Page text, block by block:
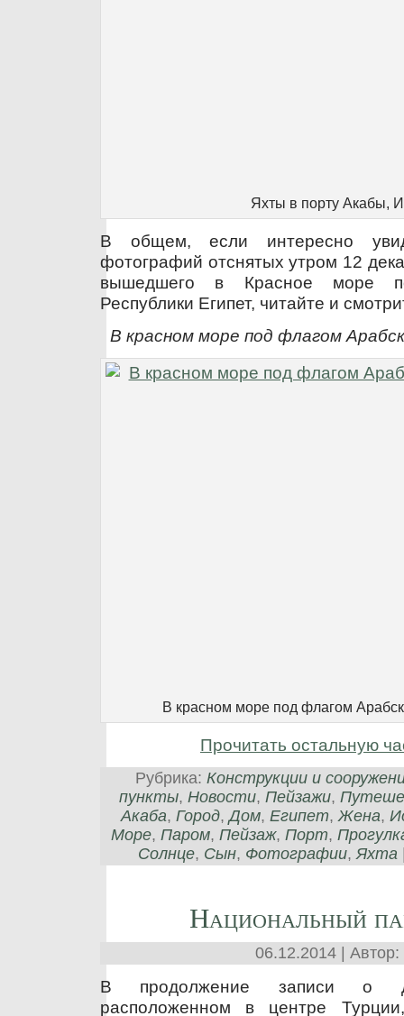
Яхты в порту Акабы,
В общем, если интересно
фотографий отснятых утром 12
вышедшего в Красное море
Республики Египет, читайте и
В красном море под флагом
В красном море под флагом
Прочитать остальную
Рубрика: Конструкции и
пункты, Новости, Пейзажи,
Акаба, Город,Дом, Египет,Жена,
Море, Паром, Пейзаж, Порт,
Солнце, Сын, Фотографии,Яхта
Национальный
06.12.2014 | Автор:
В продолжение записи о
расположенном в центре